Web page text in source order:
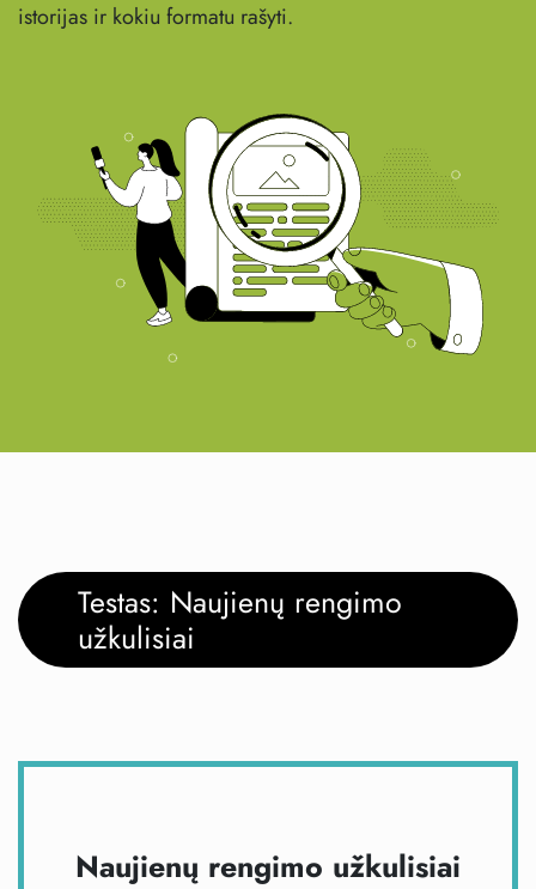
istorijas ir kokiu formatu rašyti.
Testas: Naujienų rengimo
užkulisiai
Naujienų rengimo užkulisiai